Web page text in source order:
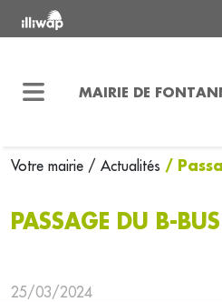
MAIRIE DE
Votre mairie / Actualités /
PASSAGE DU B-BUS
25/03/2024